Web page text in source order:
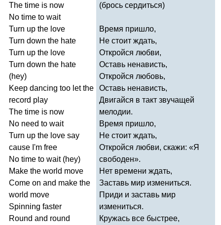
The time is now
No time to wait
Turn up the love
Turn down the hate
Turn up the love
Turn down the hate
(hey)
Keep dancing too let the
record play
The time is now
No need to wait
Turn up the love say
cause I'm free
No time to wait(hey)
Make the world move
Come on and make the
world move
Spinning faster
Round and round
(брось сердиться)
Время пришло,
Не стоит ждать,
Откройся любви,
Оставь ненависть,
Откройся любовь,
Оставь ненависть,
Двигайся в такт звучащей
мелодии.
Время пришло,
Не стоит ждать,
Откройся любви, скажи: «Я
свободен».
Нет времени ждать,
Заставь мир измениться.
Приди и заставь мир
измениться.
Кружась все быстрее,